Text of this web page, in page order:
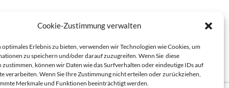
Cookie-Zustimmung verwalten
optimales Erlebnis zu bieten, verwenden wir Technologien wie Cookies, um
zu speichern und/oder darauf zuzugreifen. Wenn Sie diese
zustimmen, können wir Daten wie das Surfverhalten oder eindeutige IDs auf
verarbeiten. Wenn Sie Ihre Zustimmung nicht erteilen oder zurückziehen,
Merkmale und Funktionen beeinträchtigt werden.